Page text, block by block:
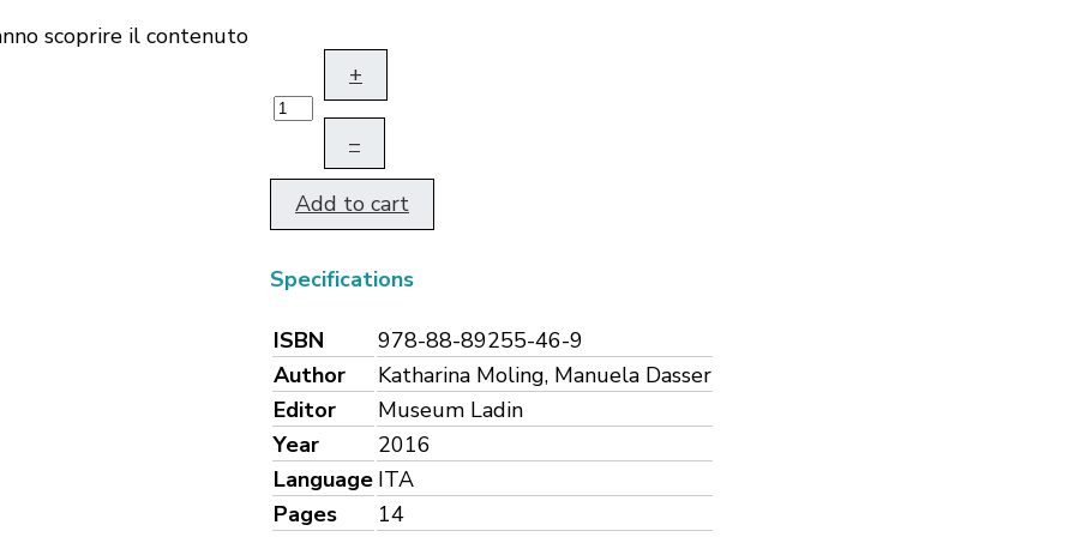
scoprire il contenuto
+
–
Add to cart
Specifications
ISBN
978-88-89255-46-9
Author
Katharina Moling, Manuela Dasser
Editor
Museum Ladin
Year
2016
Language ITA
Pages
14